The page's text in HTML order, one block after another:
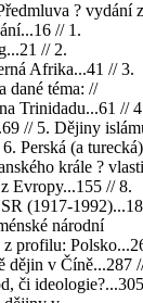
? vydání z
// 1.
// 2.
Afrika...41 // 3.
dané téma: //
Trinidadu...61 //
// 5. Dějiny
Perská (a turecká)
krále ?
Evropy...155 // 8.
(1917-
národní
profilu:
dějin v Číně...287
či ideologie?...305